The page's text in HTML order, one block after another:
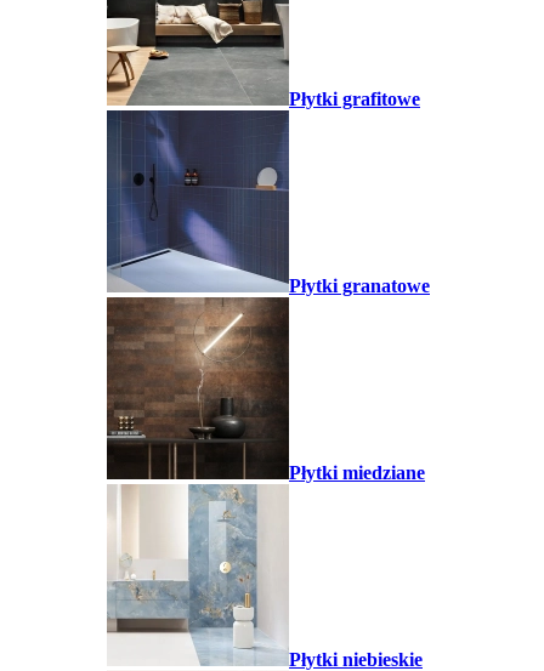
Płytki grafitowe
Płytki granatowe
Płytki miedziane
Płytki niebieskie